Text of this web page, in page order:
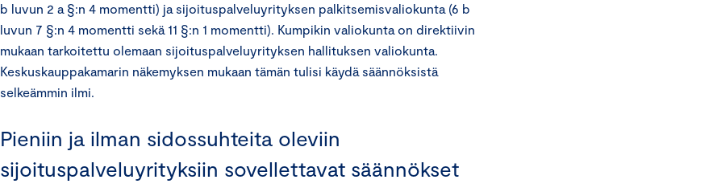
b luvun 2 a §:n 4 momentti) ja sijoituspalveluyrityksen palkitsemisvaliokunta (6 b
luvun 7 §:n 4 momentti sekä 11 §:n 1 momentti). Kumpikin valiokunta on direktiivin
mukaan tarkoitettu olemaan sijoituspalveluyrityksen hallituksen valiokunta.
Keskuskauppakamarin näkemyksen mukaan tämän tulisi käydä säännöksistä
selkeämmin ilmi.
Pieniin ja ilman sidossuhteita oleviin
sijoituspalveluyrityksiin sovellettavat säännökset